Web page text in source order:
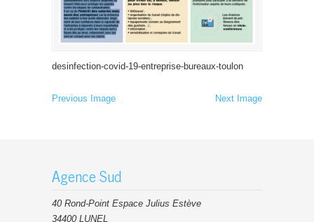
desinfection-covid-19-entreprise-bureaux-toulon
Previous Image Next Image
Agence Sud
40 Rond-Point Espace Julius Estève
34400 LUNEL